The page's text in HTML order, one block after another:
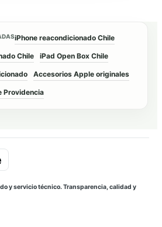
iPhone reacondicionado Chile
Chile iPad Open Box Chile
Accesorios Apple originales
Providencia
y servicio técnico. Transparencia, calidad y